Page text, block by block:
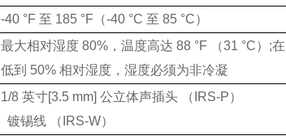
-40 °F 至 185 °F（-40 °C 至 85 °C）
最大相对湿度 80%，温度高达 88 °F （31 °C）;
低到 50% 相对湿度，湿度必须为非冷凝
1/8 英寸[3.5 mm] 公立体声插头 （IRS-P）
镀锡线 （IRS-W）